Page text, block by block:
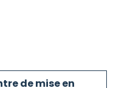
de mise en